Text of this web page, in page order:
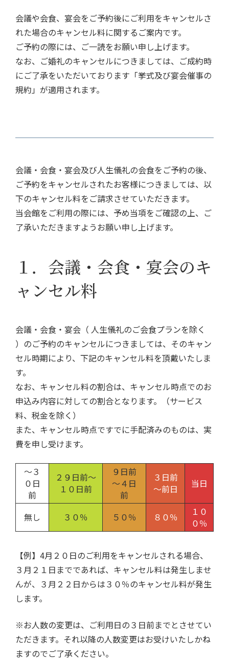
会議や会食、宴会をご予約後にご利用をキャンセルさ
れた場合のキャンセル料に関するご案内です。
ご予約の際には、ご一読をお願い申し上げます。
なお、ご婚礼のキャンセルにつきましては、ご成約時
にご了承をいただいております「挙式及び宴会催事の
規約」が適用されます。
会議・会食・宴会及び人生儀礼の会食をご予約の後、
ご予約をキャンセルされたお客様につきましては、以
下のキャンセル料をご請求させていただきます。
当会館をご利用の際には、予め当項をご確認の上、ご
了承いただきますようお願い申し上げます。
１．会議・会食・宴会のキ
ャンセル料
会議・会食・宴会（ 人生儀礼のご会食プランを除く
） のご予約のキャンセルにつきましては、そのキャン
セル時期により、下記のキャンセル料を頂戴いたしま
す。
なお、キャンセル料の割合は、キャンセル時点でのお
申込み内容に対しての割合となります。（サービス
料、税金を除く）
また、キャンセル時点ですでに手配済みのものは、実
費を申し受けます。
～３
０日
前
２９日前～
１０日前
９日前
～４日
前
３日前
～前日
当日
無し ３０％ ５０％ ８０％
１０
０％
【例】4月２０日のご利用をキャンセルされる場合、
３月２１日までであれば、キャンセル料は発生しませ
んが、３月２２日からは３０％のキャンセル料が発生
します。
※お人数の変更は、ご利用日の３日前までとさせてい
ただきます。それ以降の人数変更はお受けいたしかね
ますのでご了承ください。